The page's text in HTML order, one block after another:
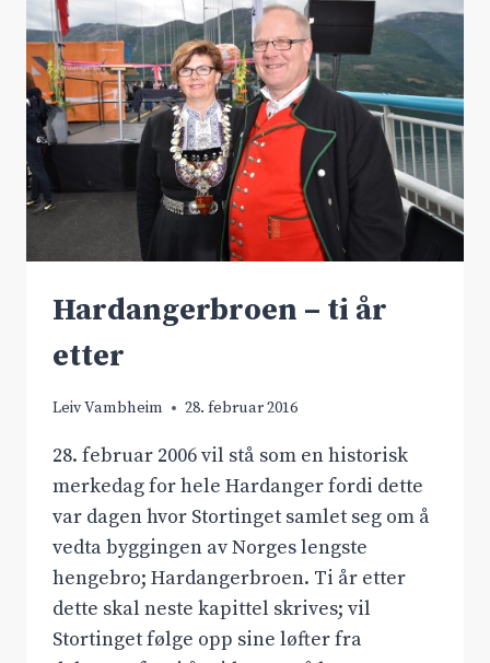
FØR
Hardangerbroen – ti år
etter
Leiv Vambheim 28. februar 2016
28. februar 2006 vil stå som en historisk
merkedag for hele Hardanger fordi dette
var dagen hvor Stortinget samlet seg om å
vedta byggingen av Norges lengste
hengebro; Hardangerbroen. Ti år etter
dette skal neste kapittel skrives; vil
Stortinget følge opp sine løfter fra